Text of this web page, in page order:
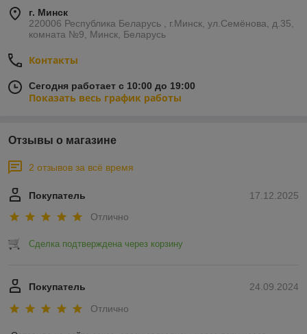
г. Минск
220006 Республика Беларусь , г.Минск, ул.Семёнова, д.35,
комната №9, Минск, Беларусь
Контакты
Сегодня работает с 10:00 до 19:00
Показать весь график работы
Отзывы о магазине
2 отзывов за всё время
17.12.2025
Покупатель
Отлично
Сделка подтверждена через корзину
24.09.2024
Покупатель
Отлично